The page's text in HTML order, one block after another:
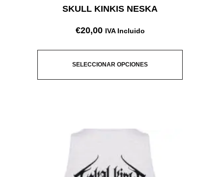
SKULL KINKIS NESKA
€20,00 IVA Incluido
SELECCIONAR OPCIONES